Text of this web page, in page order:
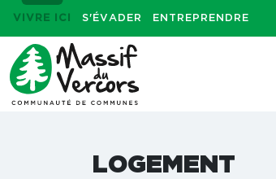
VIVRE ICI S'ÉVADER ENTREPRENDRE
LOGEMENT